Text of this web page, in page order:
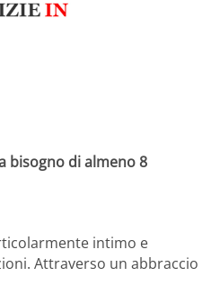
bisogno di almeno 8
intimo e
Attraverso un abbraccio